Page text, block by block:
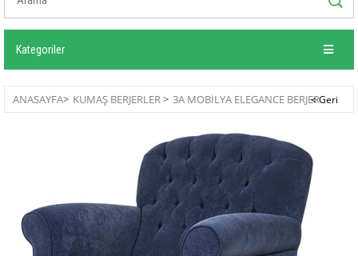
Kategoriler
ANASAYFA> KUMAŞ BERJERLER> 3A MOBILYA ELEGANCE BERJER